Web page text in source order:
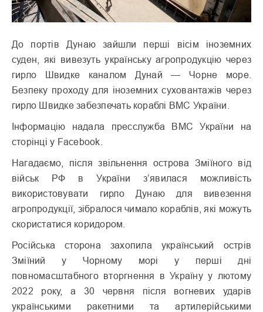
До портів Дунаю зайшли перші вісім іноземних
суден, які вивезуть українську агропродукцію через
гирло Швидке каналом Дунай — Чорне море.
Безпеку проходу для іноземних суховантажів через
гирло Швидке забезпечать кораблі ВМС України.
Інформацію надала пресслужба ВМС України на
сторінці у Facebook.
Нагадаємо, після звільнення острова Зміїного від
військ РФ в України з’явилася можливість
використовувати гирло Дунаю для вивезення
агропродукції, зібралося чимало кораблів, які можуть
скористатися коридором.
Російська сторона захопила український острів
Зміїний у Чорному морі у перші дні
повномасштабного вторгнення в Україну у лютому
2022 року, а 30 червня після вогневих ударів
українськими ракетними та артилерійськими